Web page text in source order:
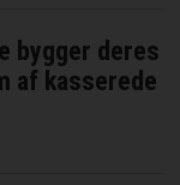
bygger deres
af kasserede